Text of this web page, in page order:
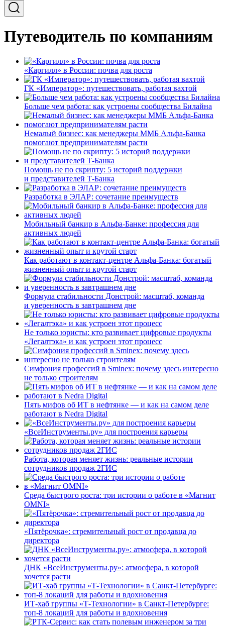
Путеводитель по компаниям
«Каргилл» в России: почва для роста
ГК «Император»: путешествовать, работая вахтой
Больше чем работа: как устроены сообщества Билайна
Немалый бизнес: как менеджеры ММБ Альфа-Банка
помогают предпринимателям расти
Помощь не по скрипту: 5 историй поддержки
и представителей Т-Банка
Разработка в ЭЛАР: сочетание преимуществ
Мобильный банкир в Альфа-Банке: профессия для
активных людей
Как работают в контакт-центре Альфа-Банка: богатый
жизненный опыт и крутой старт
Формула стабильности Донстрой: масштаб, команда
и уверенность в завтрашнем дне
Не только юристы: кто развивает цифровые продукты
«Легалтэка» и как устроен этот процесс
Симфония профессий в Sminex: почему здесь интересно
не только строителям
Пять мифов об ИТ в нефтянке — и как на самом деле
работают в Nedra Digital
«ВсеИнструменты.ру» для построения карьеры
Работа, которая меняет жизнь: реальные истории
сотрудников продаж 2ГИС
Среда быстрого роста: три истории о работе в «Магнит
OMNI»
«Пятёрочка»: стремительный рост от продавца до
директора
ДНК «ВсеИнструменты.ру»: атмосфера, в которой
хочется расти
ИТ-хаб группы «Т-Технологии» в Санкт-Петербурге:
топ-8 локаций для работы и вдохновения